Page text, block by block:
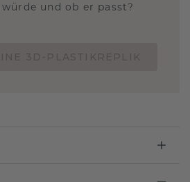
und ob er passt?